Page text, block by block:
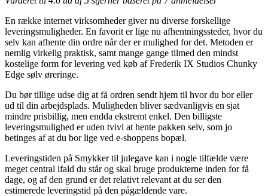
En række internet virksomheder giver nu diverse forskellige
leveringsmuligheder. En favorit er lige nu afhentningssteder, hvor du
selv kan afhente din ordre når der er mulighed for det. Metoden er
nemlig virkelig praktisk, samt mange gange tilmed den mindst
kostelige form for levering ved køb af Frederik IX Studios Chunky
Edge sølv øreringe.
Du bør tillige udse dig at få ordren sendt hjem til hvor du bor eller
ud til din arbejdsplads. Muligheden bliver sædvanligvis en sjat
mindre prisbillig, men endda ekstremt enkel. Den billigste
leveringsmulighed er uden tvivl at hente pakken selv, som jo
betinges af at du bor lige ved e-shoppens bopæl.
Leveringstiden på Smykker til julegave kan i nogle tilfælde være
meget central ifald du står og skal bruge produkterne inden for få
dage, og af den grund er det relativt relevant at du ser den
estimerede leveringstid på den pågældende vare.